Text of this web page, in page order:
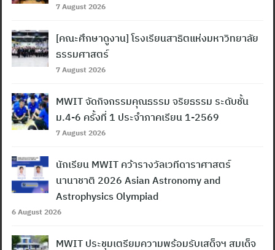
7 August 2026
[คณะศึกษาดูงาน] โรงเรียนสาธิตแห่งมหาวิทยาลัย
ธรรมศาสตร์
7 August 2026
MWIT จัดกิจกรรมคุณธรรม จริยธรรม ระดับชั้น
ม.4-6 ครั้งที่ 1 ประจำภาคเรียน 1-2569
7 August 2026
นักเรียน MWIT คว้ารางวัลเวทีดาราศาสตร์
นานาชาติ 2026 Asian Astronomy and
Astrophysics Olympiad
6 August 2026
MWIT ประชุมเตรียมความพร้อมรับเสด็จฯ สมเด็จ